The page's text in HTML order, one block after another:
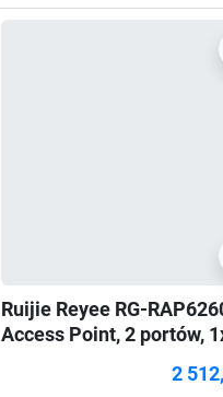
Ruijie Reyee RG-
Access Point, 2 portów,
2,4GHz/5GHz, AX1800,
2